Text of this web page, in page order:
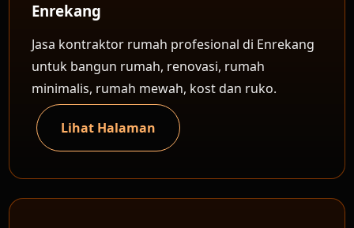
Enrekang
Jasa kontraktor rumah profesional di Enrekang
untuk bangun rumah, renovasi, rumah
minimalis, rumah mewah, kost dan ruko.
Lihat Halaman